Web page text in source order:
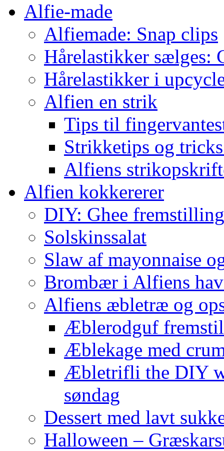
Alfie-made
Alfiemade: Snap clips
Hårelastikker sælges:
Hårelastikker i
Alfien en strik
Tips til
Strikketips og
Alfiens
Alfien kokkererer
DIY: Ghee
Solskinssalat
Slaw af mayonnaise
Brombær i Alfiens
Alfiens æbletræ og
Æblerodguf
Æblekage med
Æbletrifli the DIY
søndag
Dessert med lavt
Halloween –